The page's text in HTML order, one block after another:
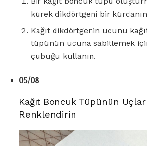
kürek dikdörtgeni bir kürdanın
Kağıt dikdörtgenin ucunu
tüpünün ucuna sabitlemek
çubuğu kullanın.
05/08
Kağıt Boncuk Tüpünün
Renklendirin